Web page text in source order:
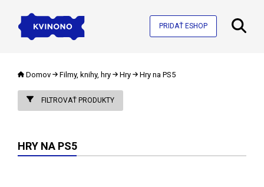
PRIDAŤ ESHOP
Domov Filmy, knihy, hry Hry Hry na PS5
FILTROVAŤ PRODUKTY
HRY NA PS5